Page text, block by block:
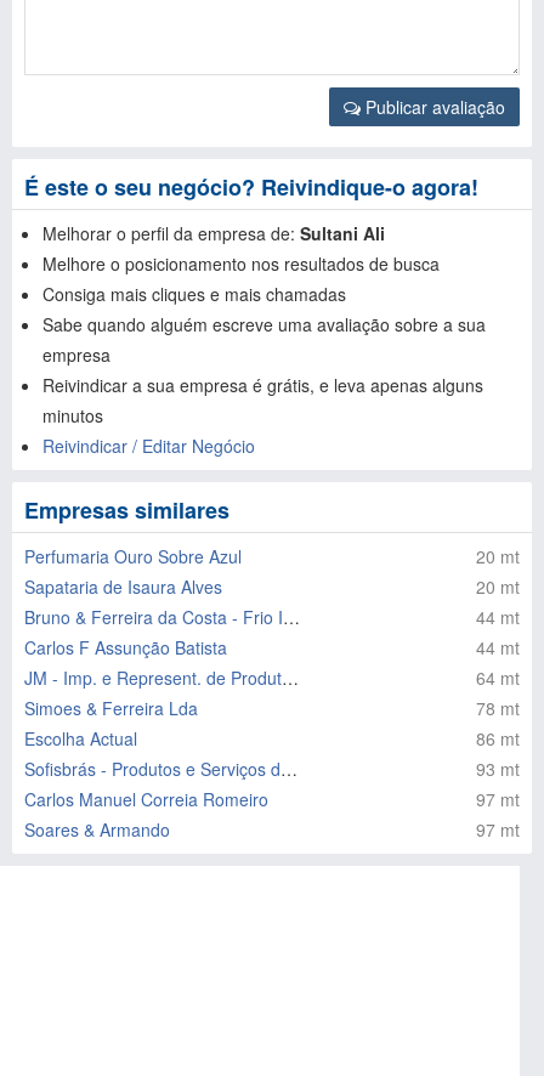
Publicar avaliação
É este o seu negócio? Reivindique-o agora!
Melhorar o perfil da empresa de: Sultani Ali
Melhore o posicionamento nos resultados de busca
Consiga mais cliques e mais chamadas
Sabe quando alguém escreve uma avaliação sobre a sua
empresa
Reivindicar a sua empresa é grátis, e leva apenas alguns
minutos
Reivindicar / Editar Negócio
Empresas similares
Perfumaria Ouro Sobre Azul
20 mt
Sapataria de Isaura Alves
20 mt
Bruno & Ferreira da Costa - Frio Industrial Lda
44 mt
Carlos F Assunção Batista
44 mt
JM - Imp. e Represent. de Produtos para Medicina e Lab. Lda
64 mt
Simoes & Ferreira Lda
78 mt
Escolha Actual
86 mt
Sofisbrás - Produtos e Serviços de Saúde
93 mt
Carlos Manuel Correia Romeiro
97 mt
Soares & Armando
97 mt